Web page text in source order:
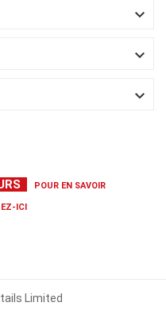



POUR EN SAVOIR
ICI
Limited